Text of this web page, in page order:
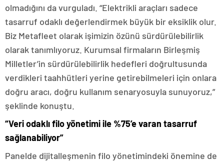
olmadığını da vurguladı. “Elektrikli araçları sadece
tasarruf odaklı değerlendirmek büyük bir eksiklik olur.
Biz Metafleet olarak işimizin özünü sürdürülebilirlik
olarak tanımlıyoruz. Kurumsal firmaların Birleşmiş
Milletler’in sürdürülebilirlik hedefleri doğrultusunda
verdikleri taahhütleri yerine getirebilmeleri için onlara
doğru aracı, doğru kullanım senaryosuyla sunuyoruz,”
şeklinde konuştu.
“Veri odaklı filo yönetimi ile %75’e varan tasarruf
sağlanabiliyor”
Panelde dijitalleşmenin filo yönetimindeki önemine de